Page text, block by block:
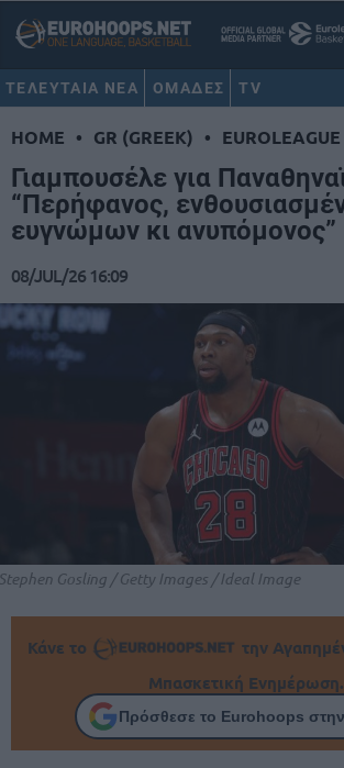
ΤΕΛΕΥΤΑΙΑ ΝΕΑ ΟΜΑΔΕΣ TV
HOME • GR (GREEK) • EUROLEAGUE
Γιαμπουσέλε για
“Περήφανος,
ευγνώμων κι ανυπόμονος”
08/JUL/26 16:09
Gosling / Getty Images / Ideal Image
Κάνε το
την
Μπασκετική Ενημέρωση.
Πρόσθεσε το Eurohoops